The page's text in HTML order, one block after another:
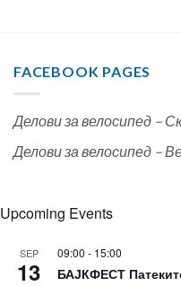
FACEBOOK PAGES
Делови за велосипед –
Делови за велосипед –
Upcoming Events
SEP
13
09:00 - 15:00
БАЈКФЕСТ